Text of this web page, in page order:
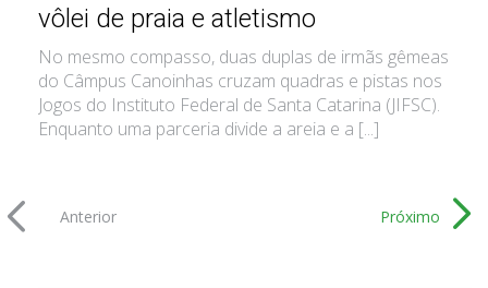
vôlei de praia e atletismo
No mesmo compasso, duas duplas de irmãs gêmeas
do Câmpus Canoinhas cruzam quadras e pistas nos
Jogos do Instituto Federal de Santa Catarina (JIFSC).
Enquanto uma parceria divide a areia e a [...]
Anterior Próximo